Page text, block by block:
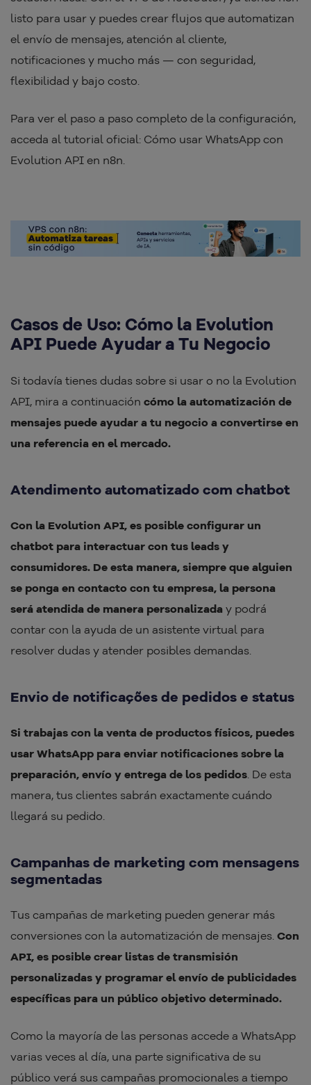
listo para usar y puedes crear flujos que automatizan
el envío de mensajes, atención al cliente,
notificaciones y mucho más — con seguridad,
flexibilidad y bajo costo.
Para ver el paso a paso completo de la configuración,
acceda al tutorial oficial: Cómo usar WhatsApp con
Evolution API en n8n.
Casos de Uso: Cómo la Evolution
API Puede Ayudar a Tu Negocio
Si todavía tienes dudas sobre si usar o no la Evolution
API, mira a continuación cómo la automatización de
mensajes puede ayudar a tu negocio a convertirse en
una referencia en el mercado.
Atendimento automatizado com chatbot
Con la Evolution API, es posible configurar un
chatbot para interactuar con tus leads y
consumidores. De esta manera, siempre que alguien
se ponga en contacto con tu empresa, la persona
será atendida de manera personalizada y podrá
contar con la ayuda de un asistente virtual para
resolver dudas y atender posibles demandas.
Envio de notificações de pedidos e status
Si trabajas con la venta de productos físicos, puedes
usar WhatsApp para enviar notificaciones sobre la
preparación, envío y entrega de los pedidos . De esta
manera, tus clientes sabrán exactamente cuándo
llegará su pedido.
Campanhas de marketing com mensagens
segmentadas
Tus campañas de marketing pueden generar más
conversiones con la automatización de mensajes. Con
API, es posible crear listas de transmisión
personalizadas y programar el envío de publicidades
específicas para un público objetivo determinado.
Como la mayoría de las personas accede a WhatsApp
varias veces al día, una parte significativa de su
público verá sus campañas promocionales a tiempo